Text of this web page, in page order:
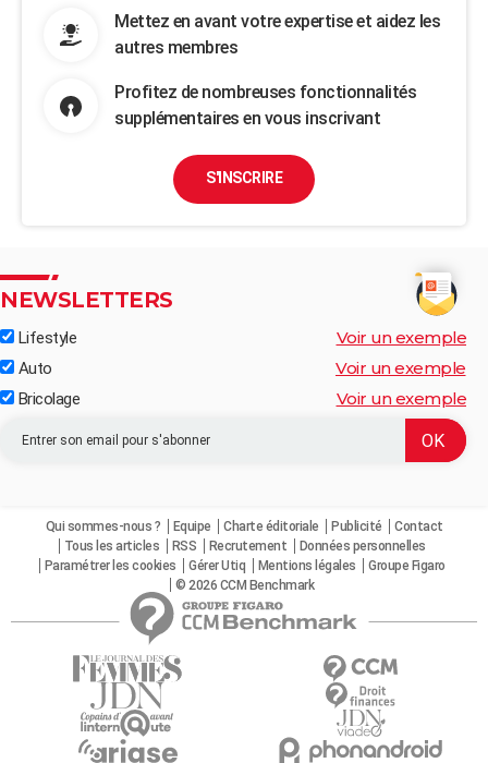
Mettez en avant votre expertise et aidez les
autres membres
Profitez de nombreuses fonctionnalités
supplémentaires en vous inscrivant
S'INSCRIRE
NEWSLETTERS
Lifestyle Voir un exemple
Auto Voir un exemple
Bricolage Voir un exemple
Qui sommes-nous ? Equipe Charte éditoriale Publicité
Contact
Tous les articles
RSS Recrutement
Données personnelles
Paramétrer les cookies
Gérer Utiq Mentions légales
Groupe Figaro
© 2026 CCM Benchmark